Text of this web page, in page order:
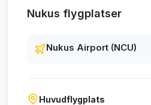
Nukus flygplatser
Nukus Airport (NCU)
Huvudflygplats